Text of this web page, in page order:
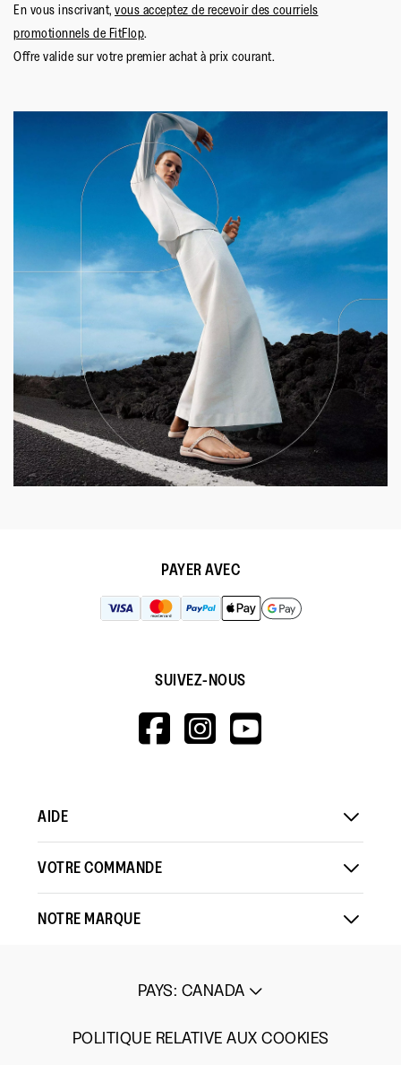
En vous inscrivant, vous acceptez de recevoir des courriels
promotionnels de FitFlop.
Offre valide sur votre premier achat à prix courant.
PAYER AVEC
SUIVEZ-NOUS
HTTPS://
HTTPS://
AIDE
VOTRE COMMANDE
NOTRE MARQUE
PAYS: CANADA
POLITIQUE RELATIVE AUX COOKIES